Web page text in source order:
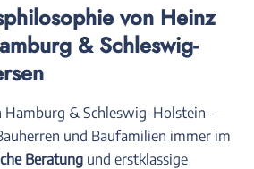
von Heinz
& Schleswig-
Hamburg & Schleswig-Holstein -
und Baufamilien immer im
Beratung und erstklassige